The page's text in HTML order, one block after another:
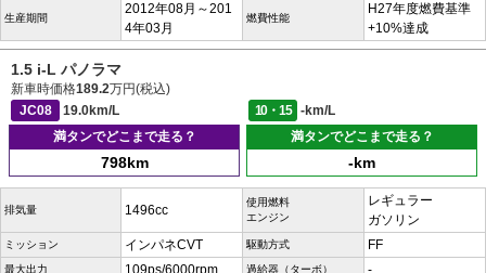
生産期間
2012年08月～201
4年03月
燃費性能
H27年度燃費基準
+10%達成
1.5 i-L パノラマ
新車時価格189.2万円(税込)
JC08
19.0km/L 10・15
-km/L
満タンでどこまで走る？
798km
満タンでどこまで走る？
-km
排気量 1496cc
使用燃料
エンジン
レギュラー
ガソリン
ミッション インパネCVT 駆動方式 FF
最大出力 過給器（ターボ）